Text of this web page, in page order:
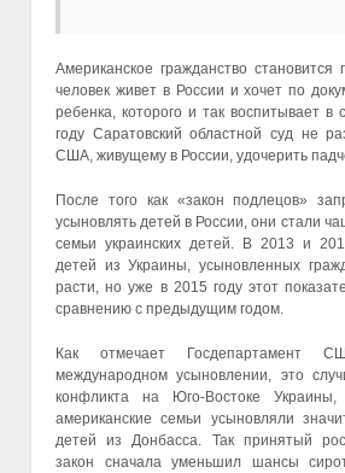
Американское гражданство
человек живет в России и хочет по
ребенка, которого и так воспитывает в
году Саратовский областной суд не
США, живущему в России, удочерить
После того как «закон подлецов»
усыновлять детей в России, они стали
семьи украинских детей. В 2013 и
детей из Украины, усыновленных
расти, но уже в 2015 году этот
сравнению с предыдущим годом.
Как отмечает
международном усыновлении, это
конфликта на Юго-Востоке
американские семьи усыновляли
детей из Донбасса. Так принятый
закон сначала уменьшил шансы